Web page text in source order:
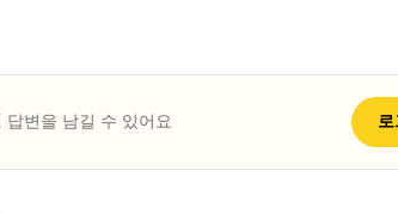
답변을 남길 수 있어요